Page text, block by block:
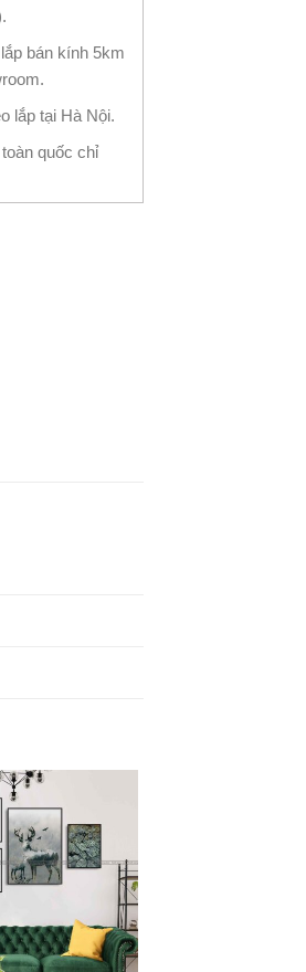
bán kính 5km
lắp tại Hà Nội.
quốc chỉ